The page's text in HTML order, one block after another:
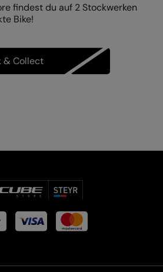
findest du auf 2 Stockwerken
Bike!
& Collect